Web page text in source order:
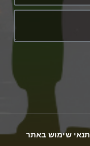
תנאי שימוש באתר